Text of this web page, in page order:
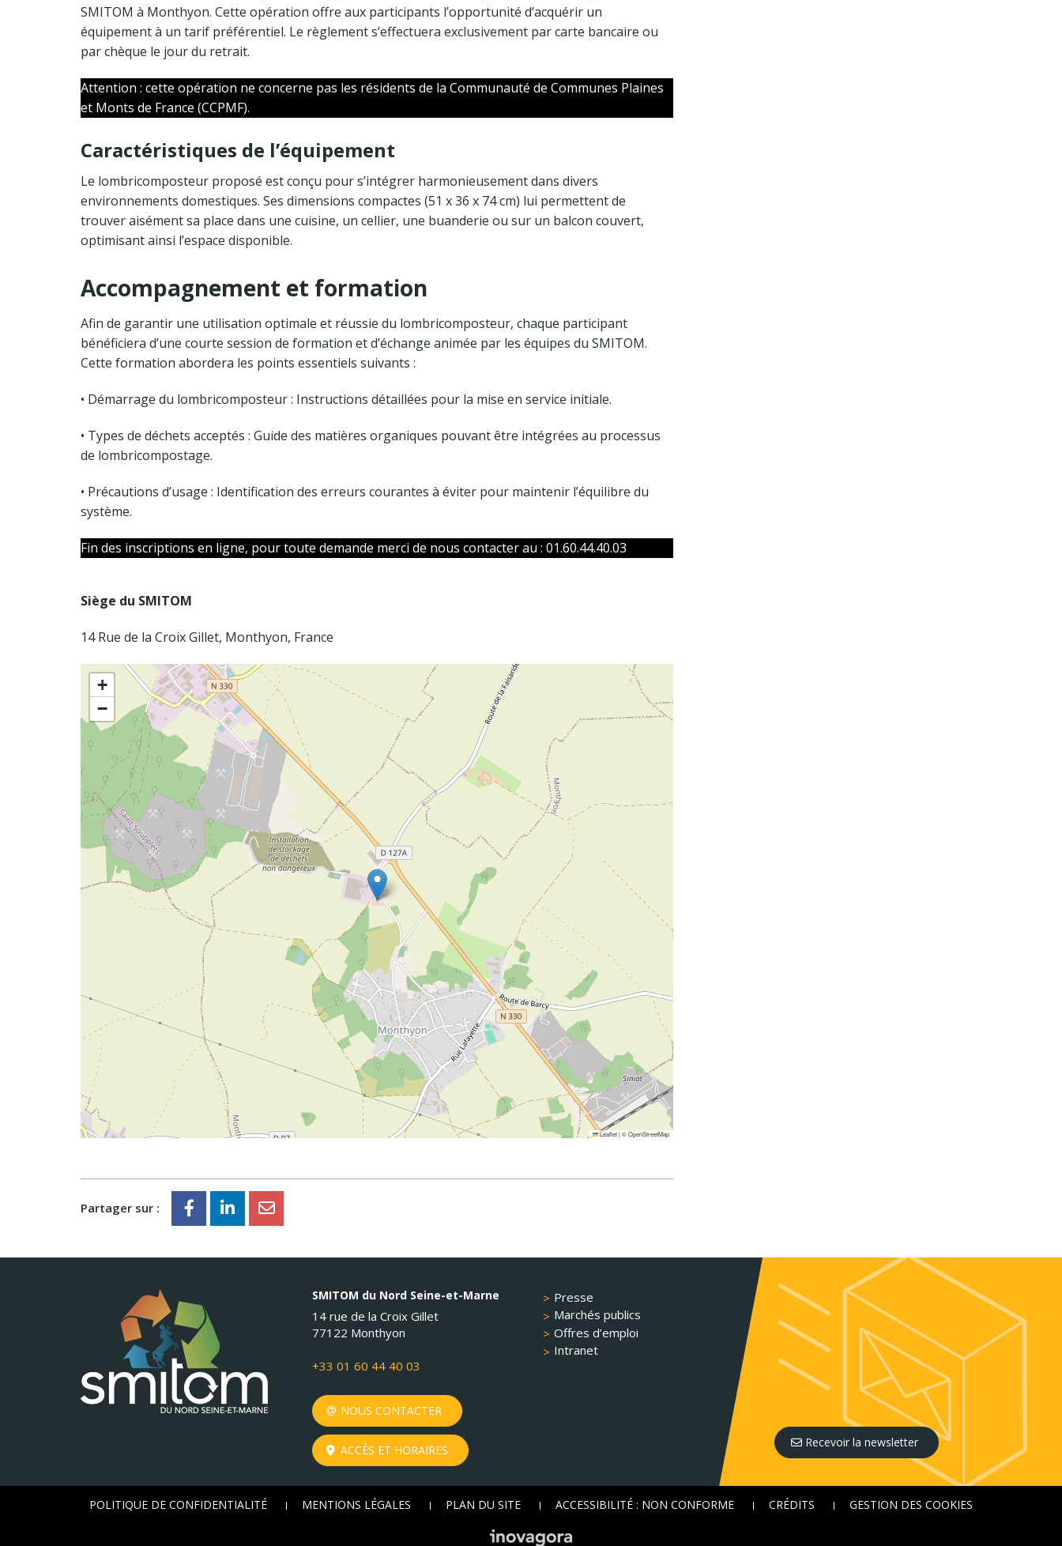
SMITOM à Monthyon. Cette opération offre aux participants l’opportunité d’acquérir un
équipement à un tarif préférentiel. Le règlement s’effectuera exclusivement par carte bancaire ou
par chèque le jour du retrait.
Attention : cette opération ne concerne pas les résidents de la Communauté de Communes Plaines
et Monts de France (CCPMF).
Caractéristiques de l’équipement
Le lombricomposteur proposé est conçu pour s’intégrer harmonieusement dans divers
environnements domestiques. Ses dimensions compactes (51 x 36 x 74 cm) lui permettent de
trouver aisément sa place dans une cuisine, un cellier, une buanderie ou sur un balcon couvert,
optimisant ainsi l’espace disponible.
Accompagnement et formation
Afin de garantir une utilisation optimale et réussie du lombricomposteur, chaque participant
bénéficiera d’une courte session de formation et d’échange animée par les équipes du SMITOM.
Cette formation abordera les points essentiels suivants :
• Démarrage du lombricomposteur : Instructions détaillées pour la mise en service initiale.
• Types de déchets acceptés : Guide des matières organiques pouvant être intégrées au processus
de lombricompostage.
• Précautions d’usage : Identification des erreurs courantes à éviter pour maintenir l’équilibre du
système.
Fin des inscriptions en ligne, pour toute demande merci de nous contacter au : 01.60.44.40.03
Siège du SMITOM
14 Rue de la Croix Gillet, Monthyon, France
+
−
Leaflet|©OpenStreetMap
Partager sur :
SMITOM du Nord Seine-et-Marne
14 rue de la Croix Gillet
77122 Monthyon
+33 01 60 44 40 03
NOUS CONTACTER
ACCÈS ET HORAIRES
Presse
Marchés publics
Offres d’emploi
Intranet
Recevoir la newsletter
POLITIQUE DE CONFIDENTIALITÉ MENTIONS LÉGALES PLAN DU SITE ACCESSIBILITÉ : NON CONFORME CRÉDITS GESTION DES COOKIES